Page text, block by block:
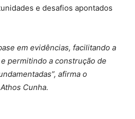
e desafios apontados
em evidências, facilitando a
permitindo a construção de
afirma o
Cunha.